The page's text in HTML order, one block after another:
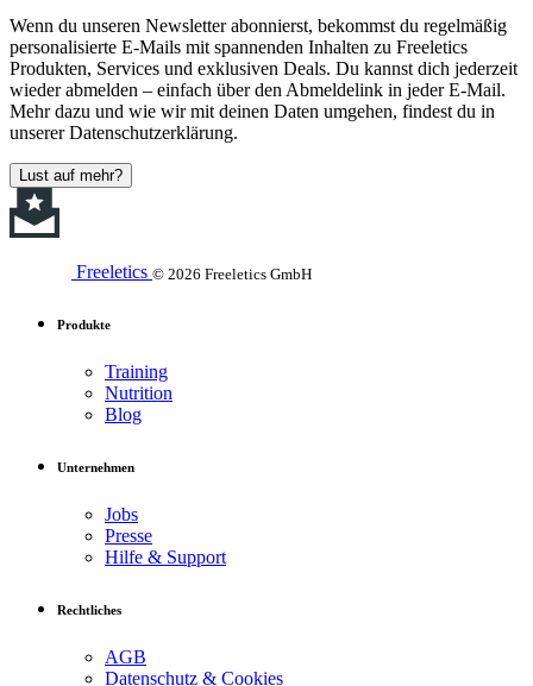
Wenn du unseren Newsletter abonnierst, bekommst du regelmäßig
personalisierte E-Mails mit spannenden Inhalten zu Freeletics
Produkten, Services und exklusiven Deals. Du kannst dich jederzeit
wieder abmelden – einfach über den Abmeldelink in jeder E-Mail.
Mehr dazu und wie wir mit deinen Daten umgehen, findest du in
unserer Datenschutzerklärung.
Lust auf mehr?
Freeletics © 2026 Freeletics GmbH
Produkte
Training
Nutrition
Blog
Unternehmen
Jobs
Presse
Hilfe & Support
Rechtliches
AGB
Datenschutz & Cookies